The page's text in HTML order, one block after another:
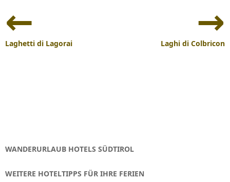
Navigation
Laghetti di Lagorai Laghi di Colbricon
WANDERURLAUB HOTELS SÜDTIROL
WEITERE HOTELTIPPS FÜR IHRE FERIEN